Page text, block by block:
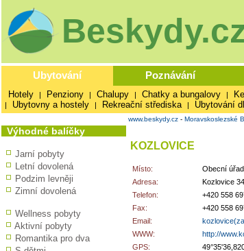
Ubytování Poznávání
Hotely | Penziony | Chalupy | Chatky a bungalovy |
| Ubytovny a hostely | Rekreační střediska | Ubytování
Výhodné balíčky
Jarní pobyty
Letní dovolená
Podzim levněji
Zimní dovolená
Wellness pobyty
Aktivní pobyty
Romantika pro dva
www.beskydy.cz- Moravskoslezské
KOZLOVICE
Místo:
Obecní
Adresa:
Kozlovice
Telefon:
+420 558
Fax:
+420 558
Email:
WWW:
http://
GPS: